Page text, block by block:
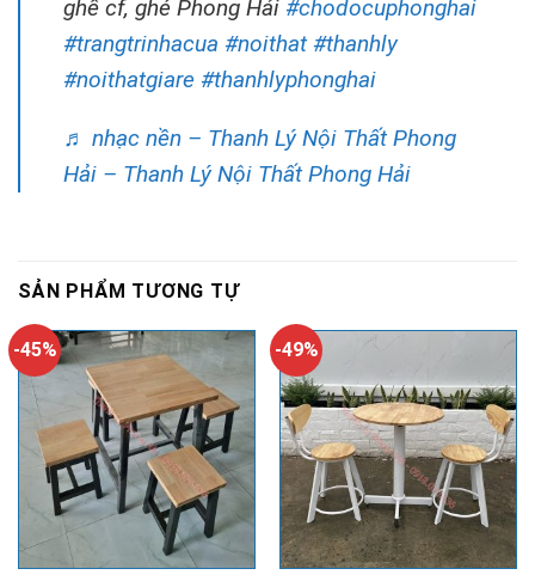
ghế cf, ghé Phong Hải #chodocuphonghai
#trangtrinhacua #noithat #thanhly
#noithatgiare #thanhlyphonghai
♬ nhạc nền – Thanh Lý Nội Thất Phong
Hải – Thanh Lý Nội Thất Phong Hải
SẢN PHẨM TƯƠNG TỰ
-45% -49%